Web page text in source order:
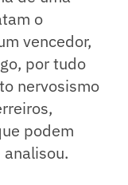
o
vencedor,
por tudo
nervosismo
podem